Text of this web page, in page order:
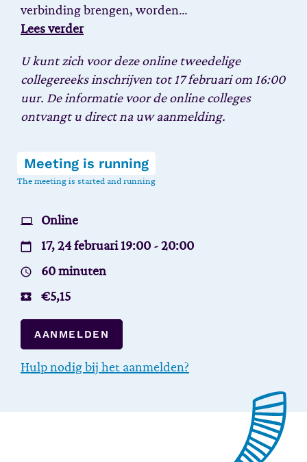
verbinding brengen, worden…
Lees verder
U kunt zich voor deze online tweedelige
collegereeks inschrijven tot 17 februari om 16:00
uur. De informatie voor de online colleges
ontvangt u direct na uw aanmelding.
Meeting is running
The meeting is started and running
Online
17, 24 februari 19:00 - 20:00
60 minuten
€5,15
AANMELDEN
Hulp nodig bij het aanmelden?